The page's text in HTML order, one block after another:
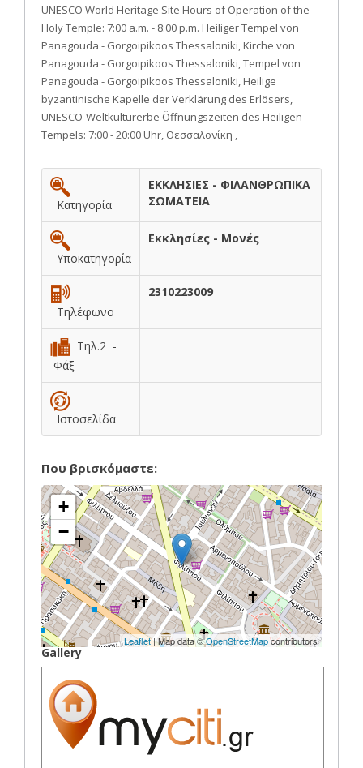
UNESCO World Heritage Site Hours of Operation of the
Holy Temple: 7:00 a.m. - 8:00 p.m. Heiliger Tempel von
Panagouda - Gorgoipikoos Thessaloniki, Kirche von
Panagouda - Gorgoipikoos Thessaloniki, Tempel von
Panagouda - Gorgoipikoos Thessaloniki, Heilige
byzantinische Kapelle der Verklärung des Erlösers,
UNESCO-Weltkulturerbe Öffnungszeiten des Heiligen
Tempels: 7:00 - 20:00 Uhr, Θεσσαλονίκη ,
Κατηγορία
ΕΚΚΛΗΣΙΕΣ - ΦΙΛΑΝΘΡΩΠΙΚΑ
ΣΩΜΑΤΕΙΑ
Υποκατηγορία
Εκκλησίες - Μονές
Τηλέφωνο
2310223009
Τηλ.2 -
Φάξ
Ιστοσελίδα
Που βρισκόμαστε:
+
−
Leaflet| Map data ©OpenStreetMapcontributors
Gallery